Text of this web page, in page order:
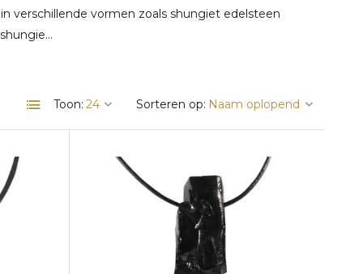
verschillende vormen zoals shungiet edelsteen
Toon: Sorteren op: